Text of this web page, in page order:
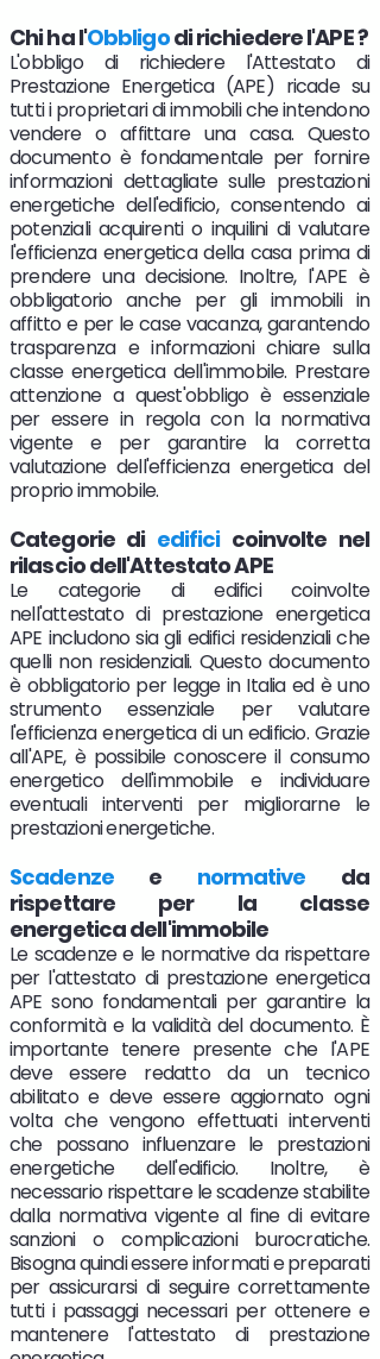
Chi ha l'Obbligodi richiedere l'APE ?
L'obbligo di richiedere l'Attestato di
Prestazione Energetica (APE) ricade su
tutti i proprietari di immobili che intendono
vendere o affittare una casa. Questo
documento è fondamentale per fornire
informazioni dettagliate sulle prestazioni
energetiche dell'edificio, consentendo ai
potenziali acquirenti o inquilini di valutare
l'efficienza energetica della casa prima di
prendere una decisione. Inoltre, l'APE è
obbligatorio anche per gli immobili in
affitto e per le case vacanza, garantendo
trasparenza e informazioni chiare sulla
classe energetica dell'immobile. Prestare
attenzione a quest'obbligo è essenziale
per essere in regola con la normativa
vigente e per garantire la corretta
valutazione dell'efficienza energetica del
proprio immobile.
Categorie di edifici coinvolte nel
rilascio dell'Attestato APE
Le categorie di edifici coinvolte
nell'attestato di prestazione energetica
APE includono sia gli edifici residenziali che
quelli non residenziali. Questo documento
è obbligatorio per legge in Italia ed è uno
strumento essenziale per valutare
l'efficienza energetica di un edificio. Grazie
all'APE, è possibile conoscere il consumo
energetico dell'immobile e individuare
eventuali interventi per migliorarne le
prestazioni energetiche.
Scadenze e normative da
rispettare per la classe
energetica dell'immobile
Le scadenze e le normative da rispettare
per l'attestato di prestazione energetica
APE sono fondamentali per garantire la
conformità e la validità del documento. È
importante tenere presente che l'APE
deve essere redatto da un tecnico
abilitato e deve essere aggiornato ogni
volta che vengono effettuati interventi
che possano influenzare le prestazioni
energetiche dell'edificio. Inoltre, è
necessario rispettare le scadenze stabilite
dalla normativa vigente al fine di evitare
sanzioni o complicazioni burocratiche.
Bisogna quindi essere informati e preparati
per assicurarsi di seguire correttamente
tutti i passaggi necessari per ottenere e
mantenere l'attestato di prestazione